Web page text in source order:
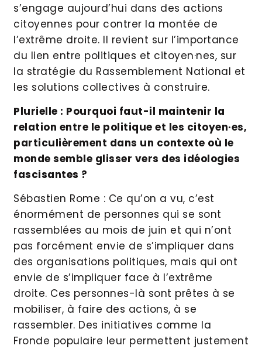
s’engage aujourd’hui dans des actions
citoyennes pour contrer la montée de
l’extrême droite. Il revient sur l’importance
du lien entre politiques et citoyen·nes, sur
la stratégie du Rassemblement National et
les solutions collectives à construire.
Plurielle : Pourquoi faut-il maintenir la
relation entre le politique et les citoyen·es,
particulièrement dans un contexte où le
monde semble glisser vers des idéologies
fascisantes ?
Sébastien Rome : Ce qu’on a vu, c’est
énormément de personnes qui se sont
rassemblées au mois de juin et qui n’ont
pas forcément envie de s’impliquer dans
des organisations politiques, mais qui ont
envie de s’impliquer face à l’extrême
droite. Ces personnes-là sont prêtes à se
mobiliser, à faire des actions, à se
rassembler. Des initiatives comme la
Fronde populaire leur permettent justement